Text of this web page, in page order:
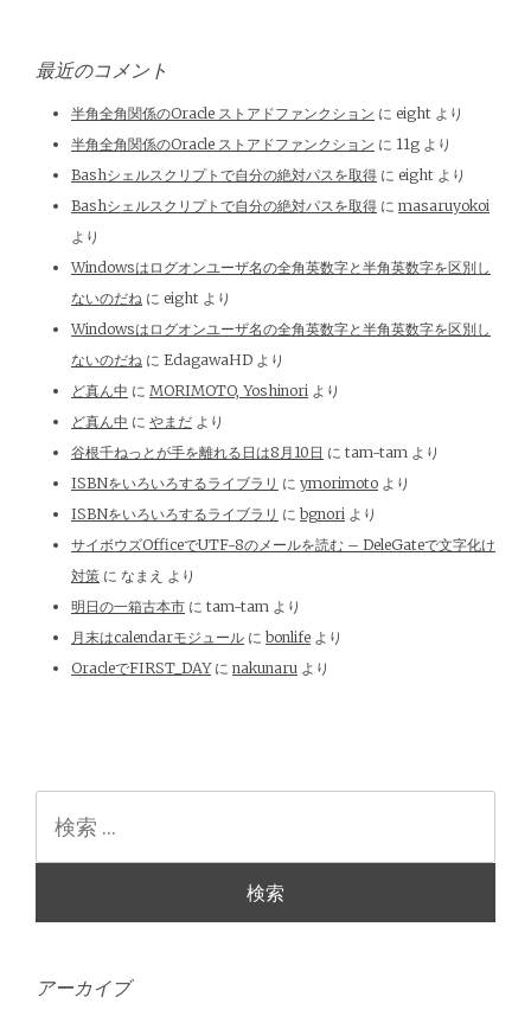
最近のコメント
半角全角関係のOracle ストアドファンクション に eight より
半角全角関係のOracle ストアドファンクション に 11g より
Bashシェルスクリプトで自分の絶対パスを取得 に eight より
Bashシェルスクリプトで自分の絶対パスを取得 に masaruyokoi
より
Windowsはログオンユーザ名の全角英数字と半角英数字を区別し
ないのだね に eight より
Windowsはログオンユーザ名の全角英数字と半角英数字を区別し
ないのだね に EdagawaHD より
ど真ん中 に MORIMOTO, Yoshinori より
ど真ん中 に やまだ より
谷根千ねっとが手を離れる日は8月10日 に tam-tam より
ISBNをいろいろするライブラリ に ymorimoto より
ISBNをいろいろするライブラリ に bgnori より
サイボウズOfficeでUTF-8のメールを読む – DeleGateで文字化け
対策 に なまえ より
明日の一箱古本市 に tam-tam より
月末はcalendarモジュール に bonlife より
OracleでFIRST_DAYに nakunaru より
アーカイブ